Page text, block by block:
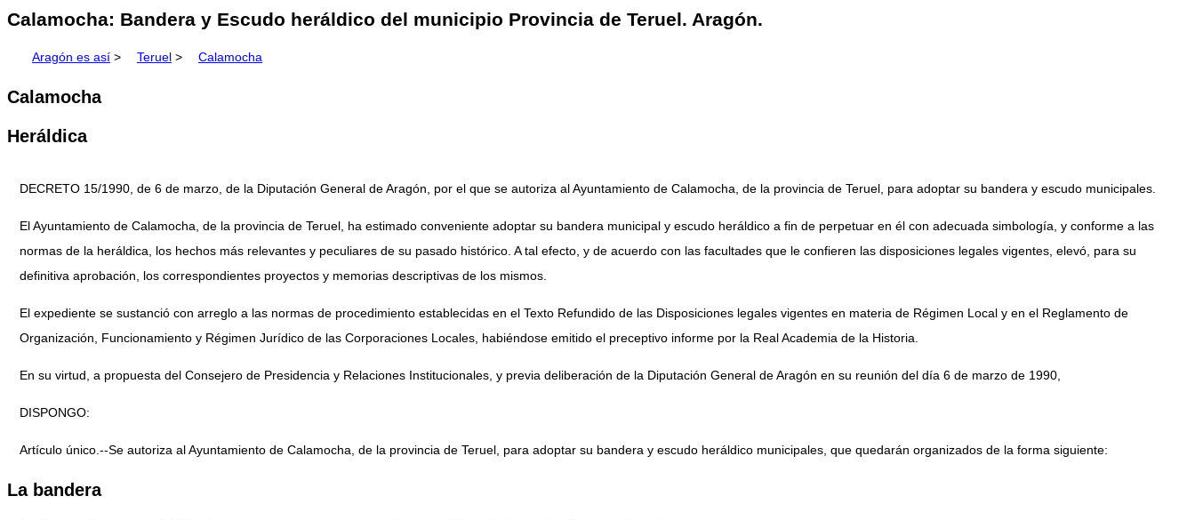
Calamocha: Bandera y Escudo heráldico del municipio Provincia de Teruel. Aragón.
Aragón es así > Teruel > Calamocha
Calamocha
Heráldica
DECRETO 15/1990, de 6 de marzo, de la Diputación General de Aragón, por el que se autoriza al Ayuntamiento de Calamocha, de la provincia de Teruel, para adoptar su bandera y escudo municipales.
El Ayuntamiento de Calamocha, de la provincia de Teruel, ha estimado conveniente adoptar su bandera municipal y escudo heráldico a fin de perpetuar en él con adecuada simbología, y conforme a las
normas de la heráldica, los hechos más relevantes y peculiares de su pasado histórico. A tal efecto, y de acuerdo con las facultades que le confieren las disposiciones legales vigentes, elevó, para su
definitiva aprobación, los correspondientes proyectos y memorias descriptivas de los mismos.
El expediente se sustanció con arreglo a las normas de procedimiento establecidas en el Texto Refundido de las Disposiciones legales vigentes en materia de Régimen Local y en el Reglamento de
Organización, Funcionamiento y Régimen Jurídico de las Corporaciones Locales, habiéndose emitido el preceptivo informe por la Real Academia de la Historia.
En su virtud, a propuesta del Consejero de Presidencia y Relaciones Institucionales, y previa deliberación de la Diputación General de Aragón en su reunión del día 6 de marzo de 1990,
DISPONGO:
Artículo único.--Se autoriza al Ayuntamiento de Calamocha, de la provincia de Teruel, para adoptar su bandera y escudo heráldico municipales, que quedarán organizados de la forma siguiente:
La bandera